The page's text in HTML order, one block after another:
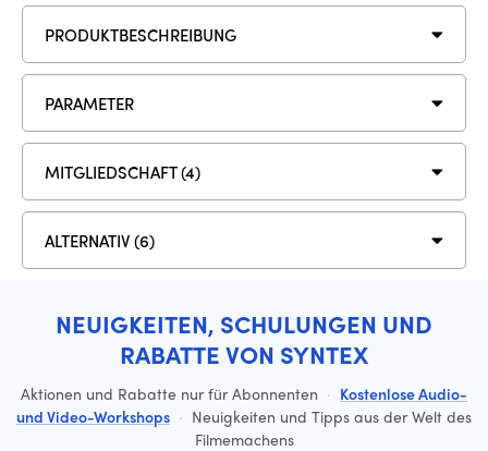
PRODUKTBESCHREIBUNG
PARAMETER
MITGLIEDSCHAFT (4)
ALTERNATIV (6)
NEUIGKEITEN, SCHULUNGEN UND
RABATTE VON SYNTEX
Aktionen und Rabatte nur für Abonnenten · Kostenlose Audio-
und Video-Workshops · Neuigkeiten und Tipps aus der Welt des
Filmemachens